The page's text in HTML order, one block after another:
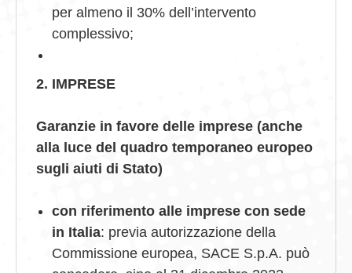
per almeno il 30% dell’intervento
complessivo;
2. IMPRESE
Garanzie in favore delle imprese (anche
alla luce del quadro temporaneo europeo
sugli aiuti di Stato)
con riferimento alle imprese con sede
in Italia: previa autorizzazione della
Commissione europea, SACE S.p.A. può